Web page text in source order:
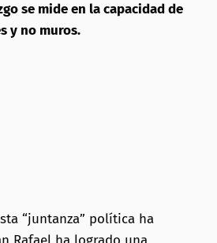
se mide en la capacidad de
y no muros.
“juntanza” política ha